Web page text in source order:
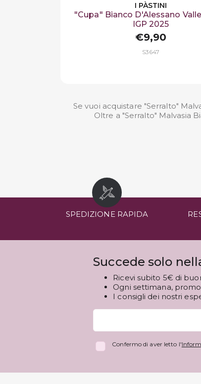
I PÀSTINI
"Cupa" Bianco D'Alessano
IGP 2025
€9,90
S3647
Se vuoi acquistare "Serralto"
Oltre a "Serralto" Malvasia
SPEDIZIONE RAPIDA
Succede solo
Ricevi subito 5€ di
Ogni settimana,
I consigli dei nostri
Confermo di aver letto l'